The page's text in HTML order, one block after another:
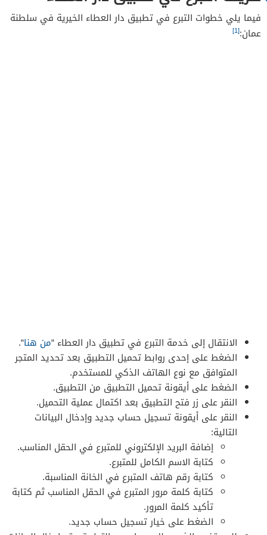
فيما يلي خطوات التبرع في تطبيق دار العطاء الخيرية في سلطنة
عمان:[1]
الانتقال إلى خدمة التبرع في تطبيق دار العطاء “من هنا“.
الضغط على إحدى روابط تحميل التطبيق بعد تحديد المتجر
المتوافق مع نوع الهاتف الذكي للمستخدم.
الضغط على أيقونة تحميل التطبيق من التطبيق.
النقر على زر فتح التطبيق بعد اكتمال عملية التحميل.
النقر على أيقونة تسجيل حساب جديد وإدخال البيانات
التالية:
إضافة البريد الإلكتروني للمتبرع في الحقل المناسب.
كتابة الاسم الكامل للمتبرع.
كتابة رقم هاتف المتبرع في الخانة المناسبة.
كتابة كلمة مرور المتبرع في الحقل المناسب ثم كتابة
تأكيد كلمة المرور.
الضغط على خيار تسجيل حساب جديد.